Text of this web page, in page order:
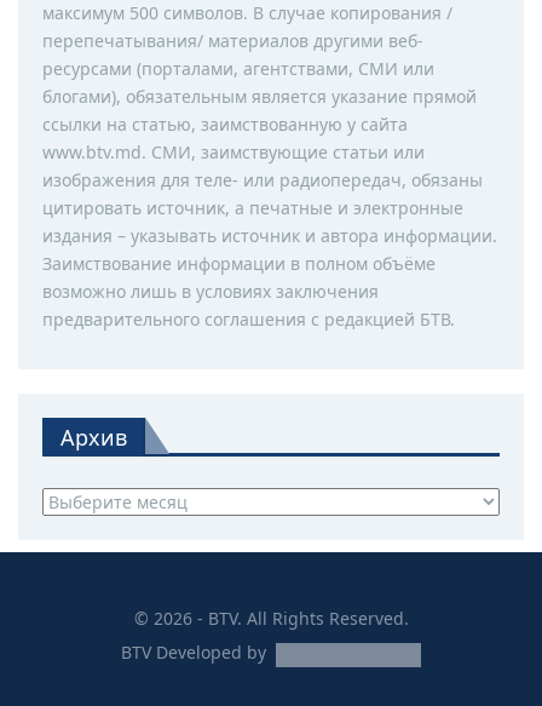
максимум 500 символов. В случае копирования /
перепечатывания/ материалов другими веб-
ресурсами (порталами, агентствами, СМИ или
блогами), обязательным является указание прямой
ссылки на статью, заимствованную у сайта
www.btv.md. СМИ, заимствующие статьи или
изображения для теле- или радиопередач, обязаны
цитировать источник, а печатные и электронные
издания – указывать источник и автора информации.
Заимствование информации в полном объёме
возможно лишь в условиях заключения
предварительного соглашения с редакцией БТВ.
Архив
Архив
© 2026 - BTV. All Rights Reserved.
BTVDeveloped by